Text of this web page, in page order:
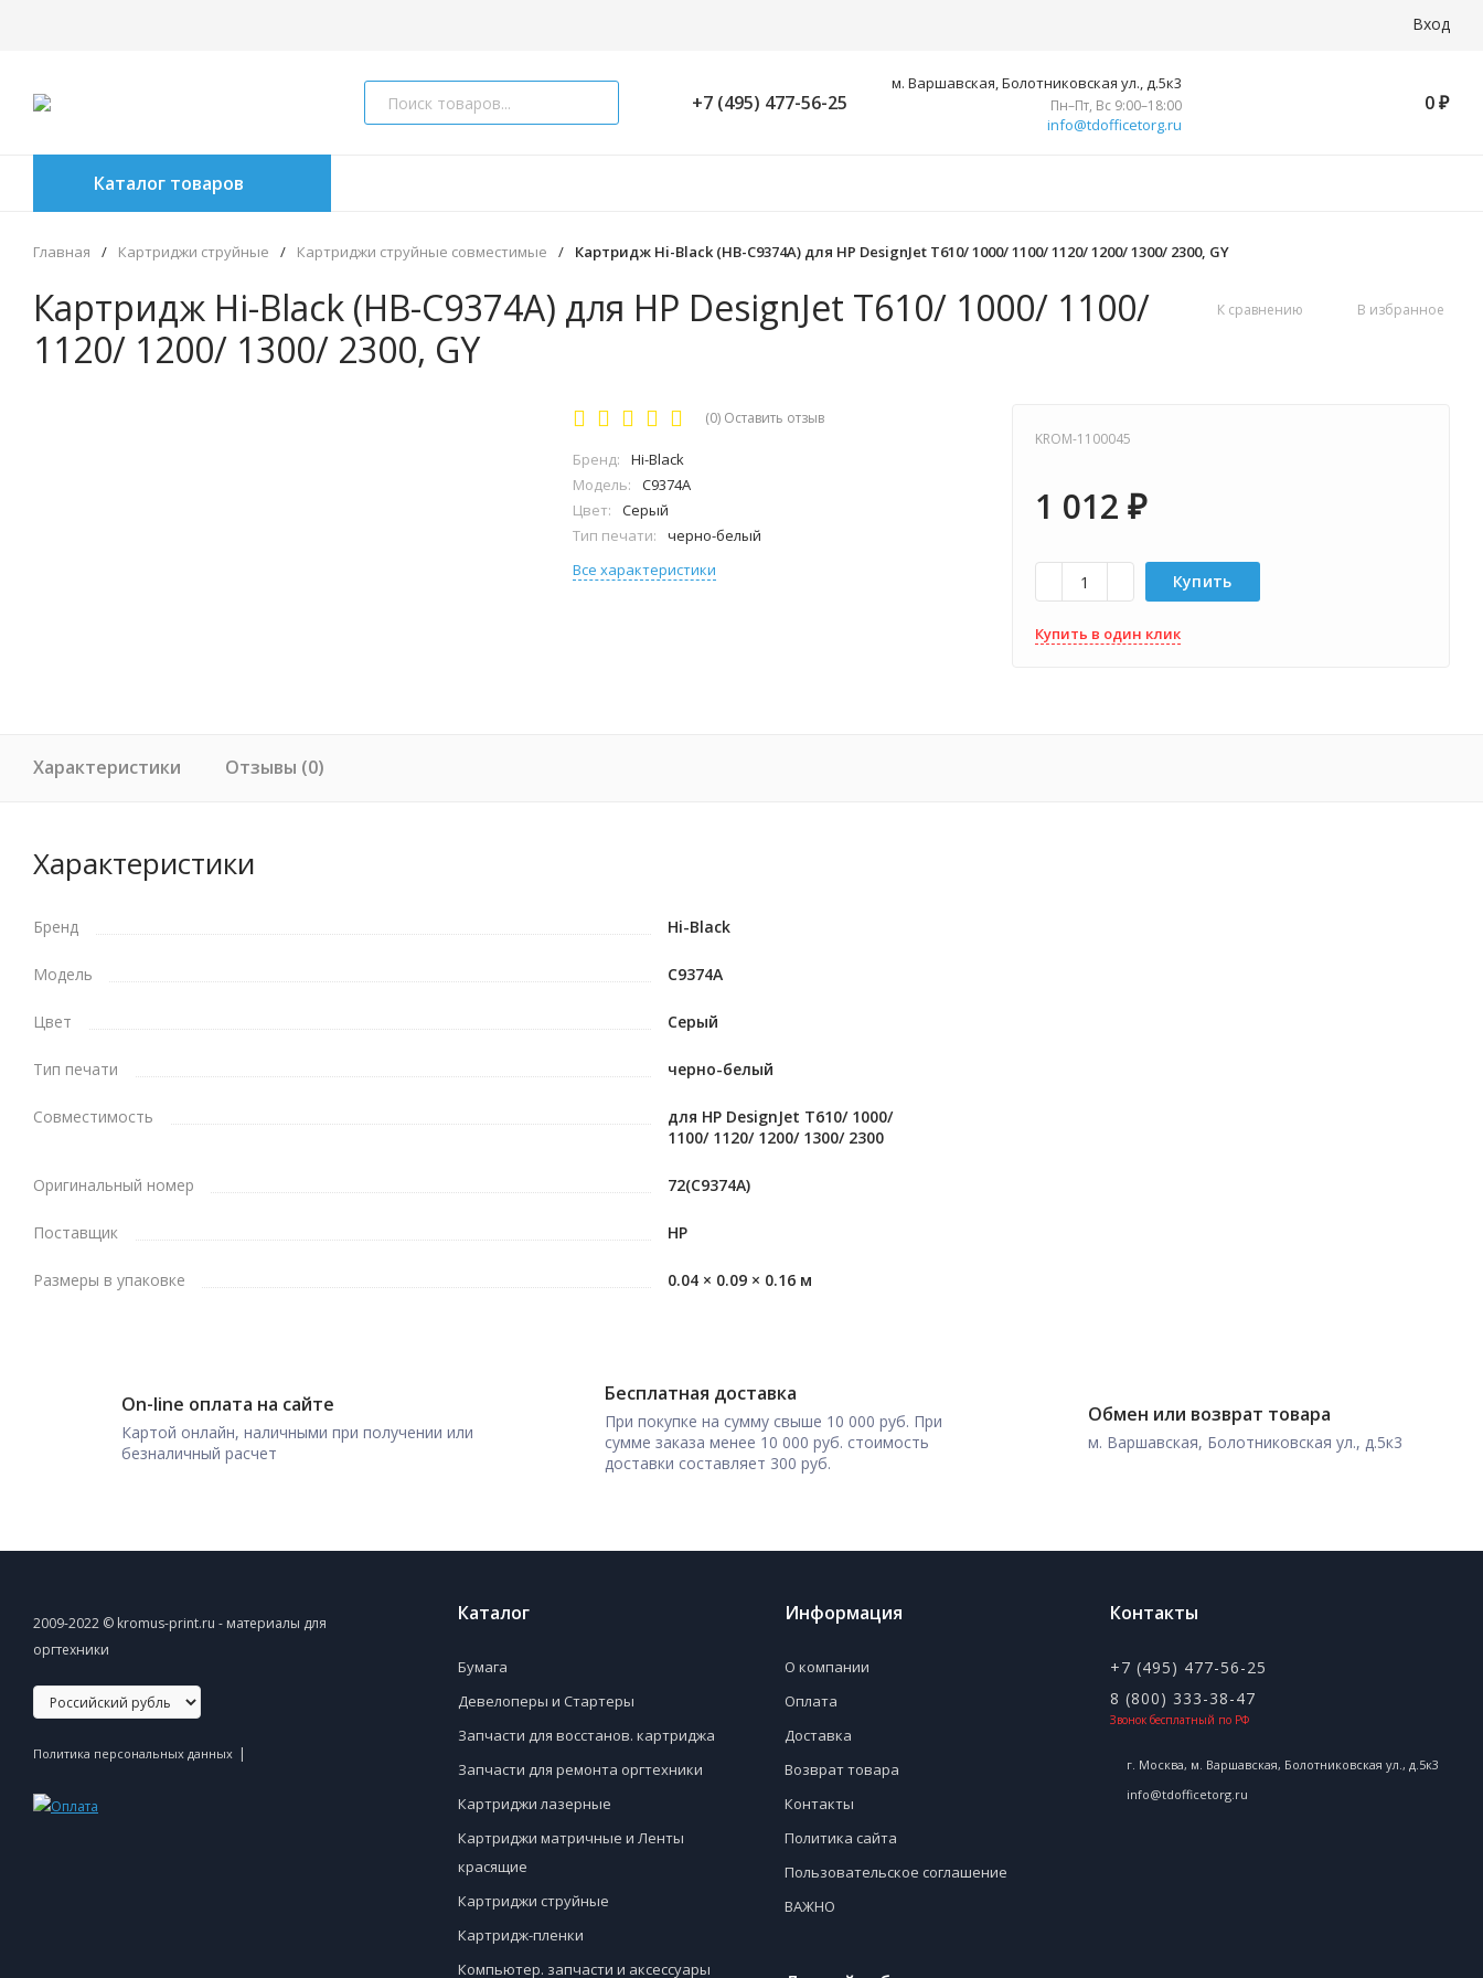
Вход
+7 (495) 477-56-25
м. Варшавская, Болотниковская ул., д.5к3
Пн–Пт, Вс 9:00–18:00
info@tdofficetorg.ru
0 ₽
Каталог товаров
Главная / Картриджи струйные / Картриджи струйные совместимые / Картридж Hi-Black (HB-C9374A) для HP DesignJet T610/ 1000/ 1100/ 1120/ 1200/ 1300/ 2300, GY
Картридж Hi-Black (HB-C9374A) для HP DesignJet T610/ 1000/ 1100/
1120/ 1200/ 1300/ 2300, GY
К сравнению В избранное
(0) Оставить отзыв
Бренд:
Hi-Black
Модель:
C9374A
Цвет:
Серый
Тип печати:
черно-белый
Все характеристики
KROM-1100045
1 012 ₽
Купить
Купить в один клик
Характеристики Отзывы (0)
Характеристики
Бренд Hi-Black
Модель C9374A
Цвет Серый
Тип печати черно-белый
Совместимость
для HP DesignJet T610/ 1000/
1100/ 1120/ 1200/ 1300/ 2300
Оригинальный номер 72(C9374A)
Поставщик HP
Размеры в упаковке 0.04 × 0.09 × 0.16 м
On-line оплата на сайте
Картой онлайн, наличными при получении или
безналичный расчет
Бесплатная доставка
При покупке на сумму свыше 10 000 руб. При
сумме заказа менее 10 000 руб. стоимость
доставки составляет 300 руб.
Обмен или возврат товара
м. Варшавская, Болотниковская ул., д.5к3
2009-2022 © kromus-print.ru - материалы для
оргтехники
Политика персональных данных |
Каталог
Бумага
Девелоперы и Стартеры
Запчасти для восстанов. картриджа
Запчасти для ремонта оргтехники
Картриджи лазерные
Картриджи матричные и Ленты
красящие
Картриджи струйные
Картридж-пленки
Компьютер. запчасти и аксессуары
Информация
О компании
Оплата
Доставка
Возврат товара
Контакты
Политика сайта
Пользовательское соглашение
ВАЖНО
Контакты
+7 (495) 477-56-25
8 (800) 333-38-47
Звонок бесплатный по РФ
г. Москва, м. Варшавская, Болотниковская ул., д.5к3
info@tdofficetorg.ru